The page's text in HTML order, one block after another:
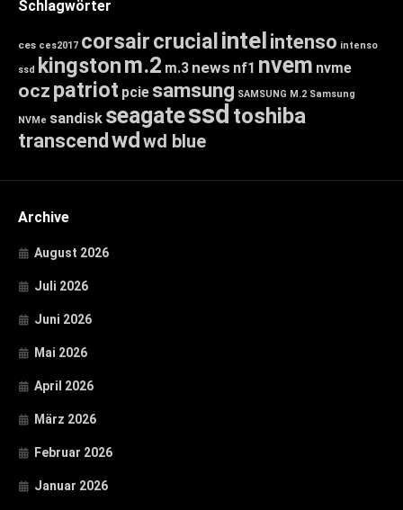
Schlagwörter
ces ces2017 corsaircrucial intel intenso intenso
ssd kingstonm.2 m.3 news nf1 nvem nvme
ocz patriot pcie samsung SAMSUNG M.2 Samsung
NVMe sandisk seagatessd toshiba
transcend wdwd blue
Archive
August 2026
Juli 2026
Juni 2026
Mai 2026
April 2026
März 2026
Februar 2026
Januar 2026